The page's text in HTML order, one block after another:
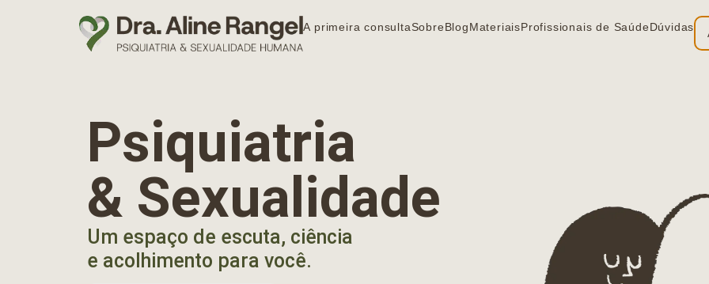
A primeira consultaSobreBlogMateriaisProfissionais de SaúdeDúvidas
Psiquiatria
& Sexualidade
Um espaço de escuta, ciência
e acolhimento para você.